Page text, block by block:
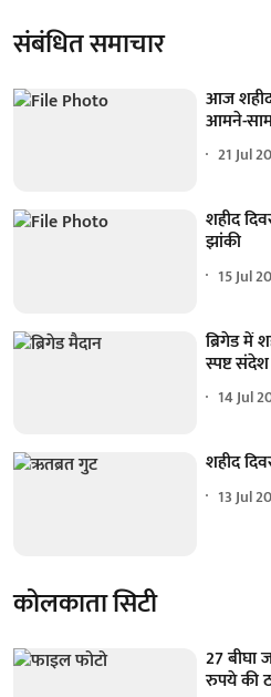
संबंधित समाचार
आज शहीद
आमने-
21 Jul
शहीद
झांकी
15 Jul
ब्रिगेड में
स्पष्ट संदेश
14 Jul
शहीद
13 Jul
कोलकाता सिटी
27 बीघा
रुपये की